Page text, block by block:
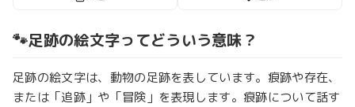
🐾足跡の絵文字ってどういう意味？
足跡の絵文字は、動物の足跡を表しています。痕跡や存在、
または「追跡」や「冒険」を表現します。痕跡について話す